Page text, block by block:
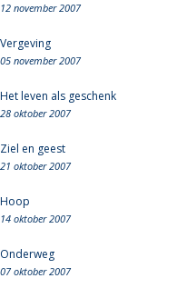
12 november 2007
Vergeving
05 november 2007
Het leven als geschenk
28 oktober 2007
Ziel en geest
21 oktober 2007
Hoop
14 oktober 2007
Onderweg
07 oktober 2007